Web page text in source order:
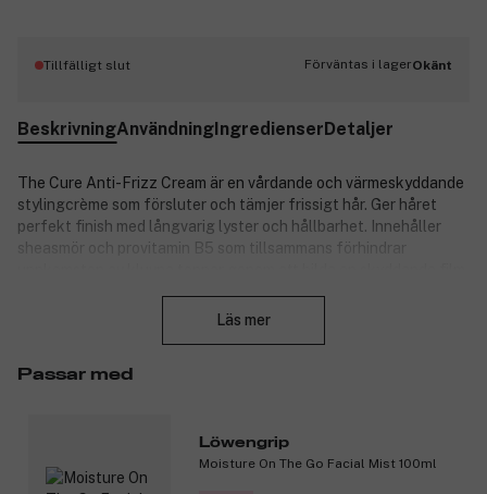
Tillfälligt slut Förväntas i lagerOkänt
BeskrivningAnvändningIngredienserDetaljer
The Cure Anti-Frizz Cream är en vårdande och värmeskyddande
stylingcrème som försluter och tämjer frissigt hår. Ger håret
perfekt finish med långvarig lyster och hållbarhet. Innehåller
sheasmör och provitamin B5 som tillsammans förhindrar
är utvecklad för normalt och färgat hår.
Läs mer
Passar med
Löwengrip
Moisture On The Go Facial Mist 100ml